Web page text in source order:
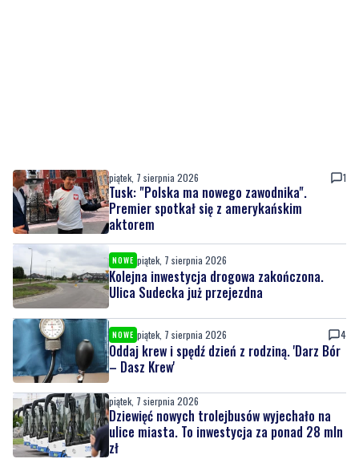
piątek, 7 sierpnia 2026 1
Tusk: "Polska ma nowego zawodnika".
Premier spotkał się z amerykańskim
aktorem
NOWE piątek, 7 sierpnia 2026
Kolejna inwestycja drogowa zakończona.
Ulica Sudecka już przejezdna
NOWE piątek, 7 sierpnia 2026 4
Oddaj krew i spędź dzień z rodziną. 'Darz Bór
– Dasz Krew'
piątek, 7 sierpnia 2026
Dziewięć nowych trolejbusów wyjechało na
ulice miasta. To inwestycja za ponad 28 mln
zł